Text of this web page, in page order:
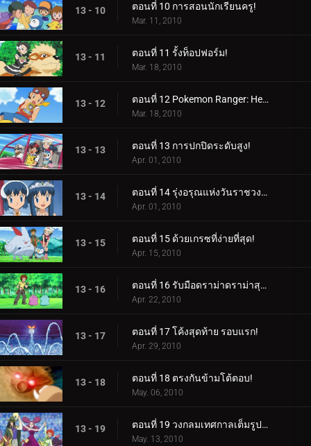
13 - 10 ตอนที่ 10 การสอนนักเรียนครู!
Mar. 11, 2010
13 - 11 ตอนที่ 11 รั้งท็อปฟอร์ม!
Mar. 18, 2010
13 - 12 ตอนที่ 12 Pokemon Ranger: Heatran Rescue!
Mar. 18, 2010
13 - 13 ตอนที่ 13 การปกปิดระดับสูง!
Apr. 01, 2010
13 - 14 ตอนที่ 14 รุ่งอรุณแห่งวันราชวงศ์!
Apr. 01, 2010
13 - 15 ตอนที่ 15 ด้วยเกรซที่ง่ายที่สุด!
Apr. 15, 2010
13 - 16 ตอนที่ 16 รับมือดราม่าดราม่าสุดเดือด!
Apr. 22, 2010
13 - 17 ตอนที่ 17 โค้งสุดท้าย รอบแรก!
Apr. 29, 2010
13 - 18 ตอนที่ 18 ตรงกันข้ามโต้ตอบ!
May. 06, 2010
13 - 19 ตอนที่ 19 วงกลมเทศกาลเต็มรูปแบบมา!
May. 13, 2010